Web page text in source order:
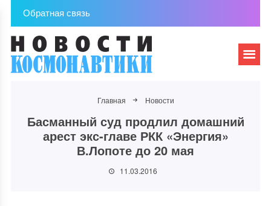
Обратная связь
Главная Новости
Басманный суд продлил домашний
арест экс-главе РКК «Энергия»
В.Лопоте до 20 мая
11.03.2016